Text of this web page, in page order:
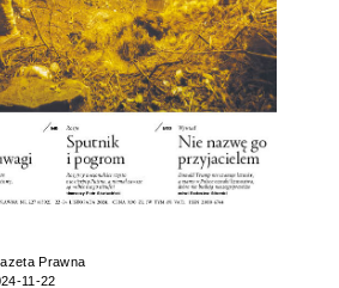
Prawna
11-22